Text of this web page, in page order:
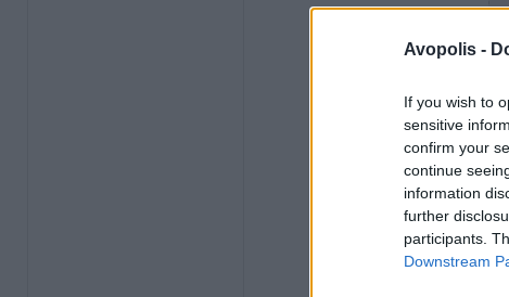
Avopolis -
If you wish to
sensitive
confirm your
continue
information
further
participants.
Downstream